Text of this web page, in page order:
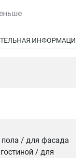
ИНФОРМАЦИЯ
пола / для фасада
/ для